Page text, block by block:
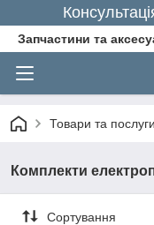
Запчастини та
Товари та послуги
Комплекти
Сортування